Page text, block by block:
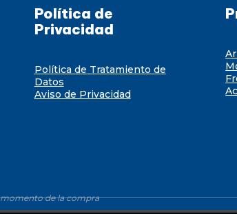
de la compra
Política de
Privacidad
Política de Tratamiento de
Datos
Aviso de Privacidad